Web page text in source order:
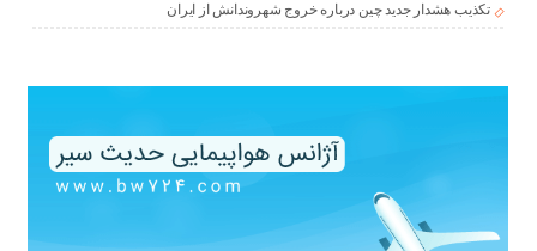
تکذیب هشدار جدید چین درباره خروج شهروندانش از ایران